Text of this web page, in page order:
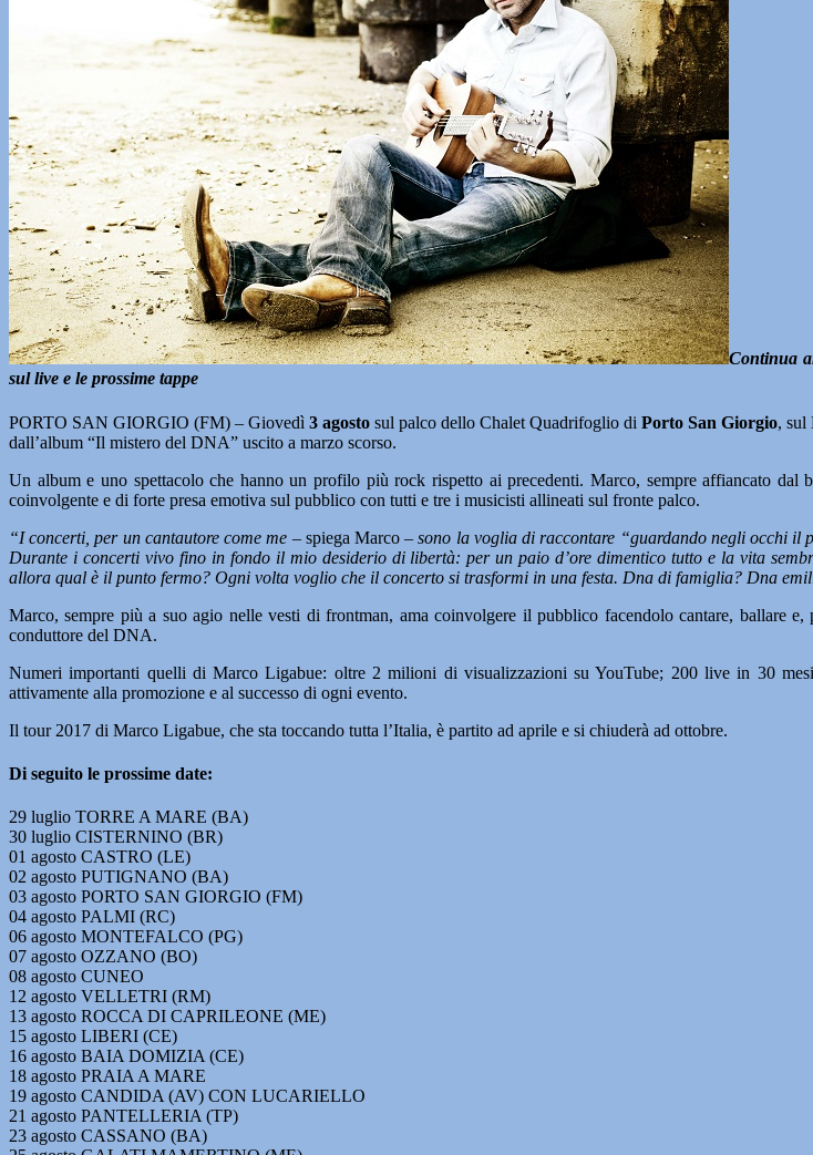
Continua
sul live e le prossime tappe
PORTO SAN GIORGIO (FM) – Giovedì 3 agosto sul palco dello Chalet Quadrifoglio di Porto San Giorgio, sul
dall’album “Il mistero del DNA” uscito a marzo scorso.
Un album e uno spettacolo che hanno un profilo più rock rispetto ai precedenti. Marco, sempre affiancato
coinvolgente e di forte presa emotiva sul pubblico con tutti e tre i musicisti allineati sul fronte palco.
“I concerti, per un cantautore come me – spiega Marco – sono la voglia di raccontare “guardando negli occhi il
Durante i concerti vivo fino in fondo il mio desiderio di libertà: per un paio d’ore dimentico tutto e la vita
allora qual è il punto fermo? Ogni volta voglio che il concerto si trasformi in una festa. Dna di famiglia? Dna
Marco, sempre più a suo agio nelle vesti di frontman, ama coinvolgere il pubblico facendolo cantare, ballare
conduttore del DNA.
Numeri importanti quelli di Marco Ligabue: oltre 2 milioni di visualizzazioni su YouTube; 200 live in 30
attivamente alla promozione e al successo di ogni evento.
Il tour 2017 di Marco Ligabue, che sta toccando tutta l’Italia, è partito ad aprile e si chiuderà ad ottobre.
Di seguito le prossime date:
29 luglio TORRE A MARE (BA)
30 luglio CISTERNINO (BR)
01 agosto CASTRO (LE)
02 agosto PUTIGNANO (BA)
03 agosto PORTO SAN GIORGIO (FM)
04 agosto PALMI (RC)
06 agosto MONTEFALCO (PG)
07 agosto OZZANO (BO)
08 agosto CUNEO
12 agosto VELLETRI (RM)
13 agosto ROCCA DI CAPRILEONE (ME)
15 agosto LIBERI (CE)
16 agosto BAIA DOMIZIA (CE)
18 agosto PRAIA A MARE
19 agosto CANDIDA (AV) CON LUCARIELLO
21 agosto PANTELLERIA (TP)
23 agosto CASSANO (BA)